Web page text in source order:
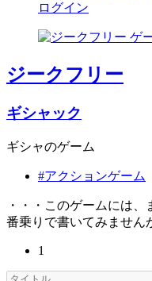
ログイン
ジークフリー
ギシャック
ギシャのゲーム
#アクションゲーム
・・・このゲームには
番乗りで書いてみません
1